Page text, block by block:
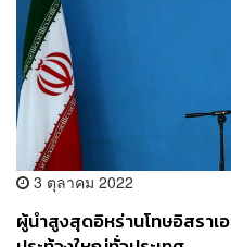
3 ตุลาคม 2022
ผู้นำสูงสุดอิหร่านโทษอิสรา